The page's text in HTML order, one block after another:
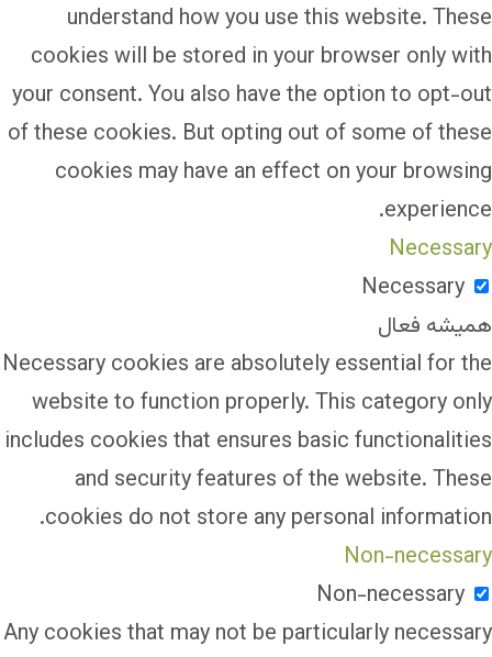
understand how you use this website. These
cookies will be stored in your browser only with
your consent. You also have the option to opt-out
of these cookies. But opting out of some of these
cookies may have an effect on your browsing
experience.
Necessary
Necessary
همیشه فعال
Necessary cookies are absolutely essential for the
website to function properly. This category only
includes cookies that ensures basic functionalities
and security features of the website. These
cookies do not store any personal information.
Non-necessary
Non-necessary
Any cookies that may not be particularly necessary